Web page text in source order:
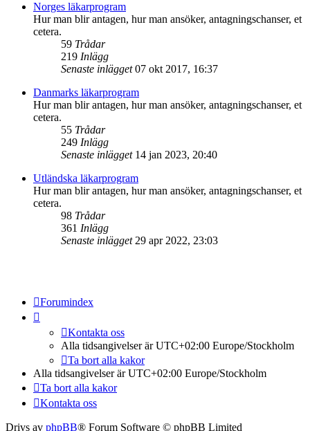
Norges läkarprogram
Hur man blir antagen, hur man ansöker, antagningschanser, et
cetera.
59 Trådar
219 Inlägg
Senaste inlägget 07 okt 2017, 16:37
Danmarks läkarprogram
Hur man blir antagen, hur man ansöker, antagningschanser, et
cetera.
55 Trådar
249 Inlägg
Senaste inlägget 14 jan 2023, 20:40
Utländska läkarprogram
Hur man blir antagen, hur man ansöker, antagningschanser, et
cetera.
98 Trådar
361 Inlägg
Senaste inlägget 29 apr 2022, 23:03
Forumindex
Kontakta oss
Alla tidsangivelser är UTC+02:00 Europe/Stockholm
Ta bort alla kakor
Alla tidsangivelser är UTC+02:00 Europe/Stockholm
Ta bort alla kakor
Kontakta oss
Drivs av phpBB® Forum Software © phpBB Limited